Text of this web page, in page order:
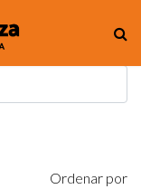
Ordenar por